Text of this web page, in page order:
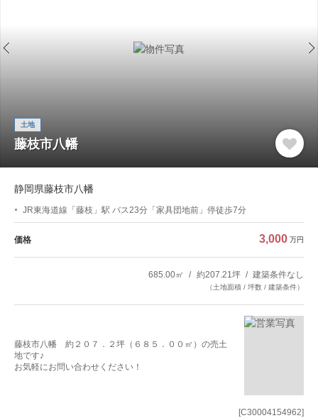
[C30004154962]
土地
藤枝市八幡
静岡県藤枝市八幡
JR東海道線「藤枝」駅 バス23分「家具団地前」停徒歩7分
価格 3,000 万円
685.00㎡ 約207.21坪 建築条件なし
（土地面積 / 坪数 / 建築条件）
藤枝市八幡 約２０７．２坪（６８５．００㎡）の売土
地です♪
お気軽にお問い合わせください！